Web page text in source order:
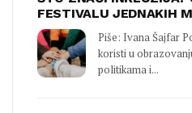
FESTIVALU JEDNAKIH
Piše: Ivana Šajfar
koristi u
politikama i...